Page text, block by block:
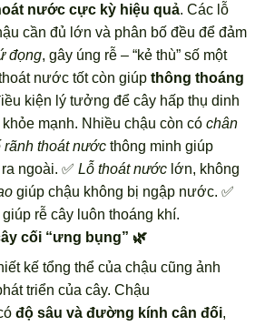
nước cực kỳ hiệu quả. Các lỗ
cần đủ lớn và phân bố đều để đảm
đọng, gây úng rễ – “kẻ thù” số một
nước tốt còn giúp thông thoáng
kiện lý tưởng để cây hấp thụ dinh
mạnh. Nhiều chậu còn có chân
rãnh thoát nước thông minh giúp
ngoài. ✅ Lỗ thoát nước lớn, không
giúp chậu không bị ngập nước. ✅
giúp rễ cây luôn thoáng khí.
cối “ưng bụng” 🌿
kế tổng thể của chậu cũng ảnh
triển của cây. Chậu
độ sâu và đường kính cân đối,